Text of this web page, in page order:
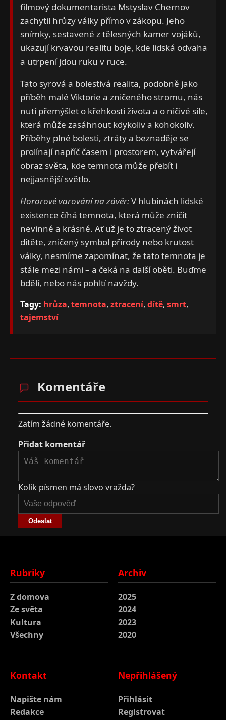
filmový dokumentarista Mstyslav Chernov
zachytil hrůzy války přímo v zákopu. Jeho
snímky, sestavené z tělesných kamer vojáků,
ukazují krvavou realitu boje, kde lidská odvaha
a utrpení jdou ruku v ruce.
Tato syrová a bolestivá realita, podobně jako
příběh malé Viktorie a zničeného stromu, nás
nutí přemýšlet o křehkosti života a o ničivé síle,
která může zasáhnout kdykoliv a kohokoliv.
Příběhy plné bolesti, ztráty a beznaděje se
prolínají napříč časem i prostorem, vytvářejí
obraz světa, kde temnota může přebít i
nejjasnější světlo.
Hororové varování na závěr:V hlubinách lidské
existence číhá temnota, která může zničit
nevinné a krásné. Ať už je to ztracený život
dítěte, zničený symbol přírody nebo krutost
války, nesmíme zapomínat, že tato temnota je
stále mezi námi – a čeká na další oběti. Buďme
bdělí, nebo nás pohltí navždy.
Tagy: hrůza, temnota, ztracení, dítě, smrt,
tajemství
Komentáře
Zatím žádné komentáře.
Přidat komentář
Kolik písmen má slovo vražda?
Odeslat
Rubriky
Z domova
Ze světa
Kultura
Všechny
Archiv
2025
2024
2023
2020
Kontakt
Napište nám
Redakce
Nepřihlášený
Přihlásit
Registrovat